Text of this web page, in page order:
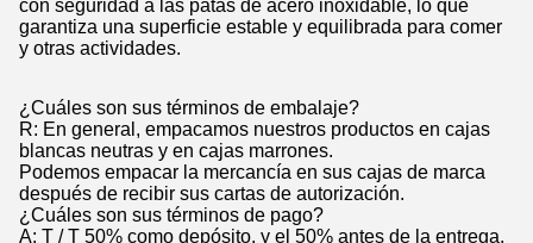
con seguridad a las patas de acero inoxidable, lo que
garantiza una superficie estable y equilibrada para comer
y otras actividades.
¿Cuáles son sus términos de embalaje?
R: En general, empacamos nuestros productos en cajas
blancas neutras y en cajas marrones.
Podemos empacar la mercancía en sus cajas de marca
después de recibir sus cartas de autorización.
¿Cuáles son sus términos de pago?
A: T / T 50% como depósito, y el 50% antes de la entrega.